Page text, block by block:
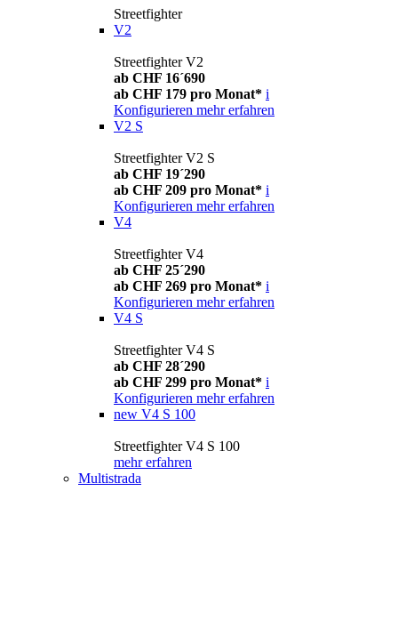
Streetfighter
V2
Streetfighter V2
ab CHF 16´690
ab CHF 179 pro Monat* i
Konfigurieren mehr erfahren
V2 S
Streetfighter V2 S
ab CHF 19´290
ab CHF 209 pro Monat* i
Konfigurieren mehr erfahren
V4
Streetfighter V4
ab CHF 25´290
ab CHF 269 pro Monat* i
Konfigurieren mehr erfahren
V4 S
Streetfighter V4 S
ab CHF 28´290
ab CHF 299 pro Monat* i
Konfigurieren mehr erfahren
new V4 S 100
Streetfighter V4 S 100
mehr erfahren
Multistrada